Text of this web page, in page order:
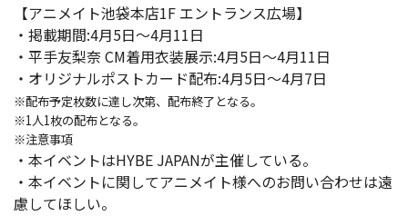
【アニメイト池袋本店1F エントランス広場】
・掲載期間:4月5日～4月11日
・平手友梨奈 CM着用衣装展示:4月5日～4月11日
・オリジナルポストカード配布:4月5日～4月7日
※配布予定枚数に達し次第、配布終了となる。
※1人1枚の配布となる。
※注意事項
・本イベントはHYBE JAPANが主催している。
・本イベントに関してアニメイト様へのお問い合わせは遠
慮してほしい。